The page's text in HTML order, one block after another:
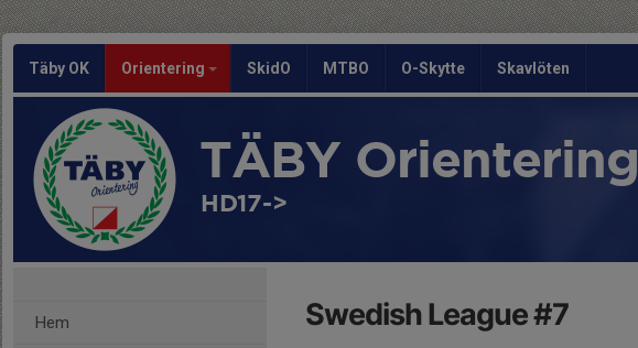
Täby OK Orientering SkidO MTBO O-Skytte Skavlöten
TÄBY Orientering
HD17->
Hem Swedish League #7